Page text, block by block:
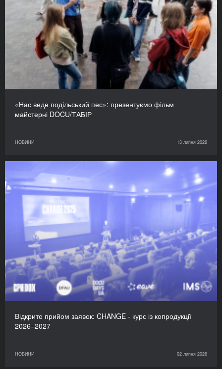
«Нас веде подільський пес»: презентуємо фільм
майстерні DOCU/ТАБІР
НОВИНИ 13 липня 2026
Відкрито прийом заявок: CHANGE - курс із копродукції
2026–2027
НОВИНИ 02 липня 2026